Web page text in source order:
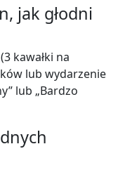
jak głodni
kawałki na
lub wydarzenie
lub „Bardzo